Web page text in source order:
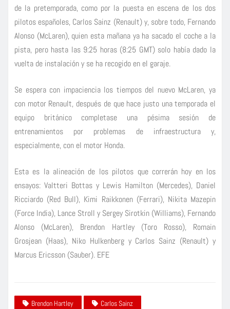
de la pretemporada, como por la puesta en escena de los dos
pilotos españoles, Carlos Sainz (Renault) y, sobre todo, Fernando
Alonso (McLaren), quien esta mañana ya ha sacado el coche a la
pista, pero hasta las 9:25 horas (8:25 GMT) solo había dado la
vuelta de instalación y se ha recogido en el garaje.
Se espera con impaciencia los tiempos del nuevo McLaren, ya
con motor Renault, después de que hace justo una temporada el
equipo británico completase una pésima sesión de
entrenamientos por problemas de infraestructura y,
especialmente, con el motor Honda.
Esta es la alineación de los pilotos que correrán hoy en los
ensayos: Valtteri Bottas y Lewis Hamilton (Mercedes), Daniel
Ricciardo (Red Bull), Kimi Raikkonen (Ferrari), Nikita Mazepin
(Force India), Lance Stroll y Sergey Sirotkin (Williams), Fernando
Alonso (McLaren), Brendon Hartley (Toro Rosso), Romain
Grosjean (Haas), Niko Hulkenberg y Carlos Sainz (Renault) y
Marcus Ericsson (Sauber). EFE
Brendon Hartley
Carlos Sainz